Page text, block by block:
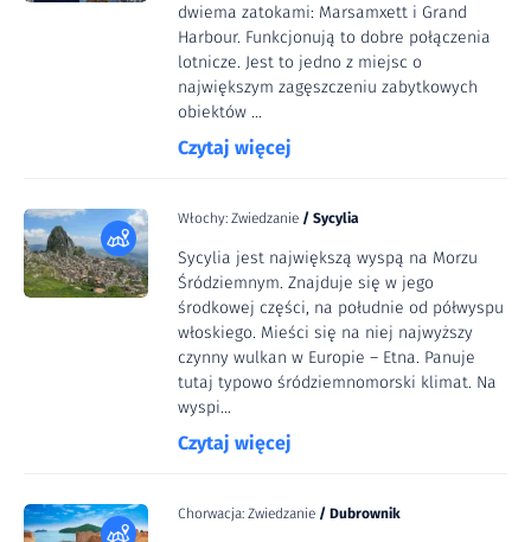
dwiema zatokami: Marsamxett i Grand
Harbour. Funkcjonują to dobre połączenia
lotnicze. Jest to jedno z miejsc o
największym zagęszczeniu zabytkowych
obiektów ...
Czytaj więcej
Włochy: Zwiedzanie / Sycylia
Sycylia jest największą wyspą na Morzu
Śródziemnym. Znajduje się w jego
środkowej części, na południe od półwyspu
włoskiego. Mieści się na niej najwyższy
czynny wulkan w Europie – Etna. Panuje
tutaj typowo śródziemnomorski klimat. Na
wyspi...
Czytaj więcej
Chorwacja: Zwiedzanie / Dubrownik